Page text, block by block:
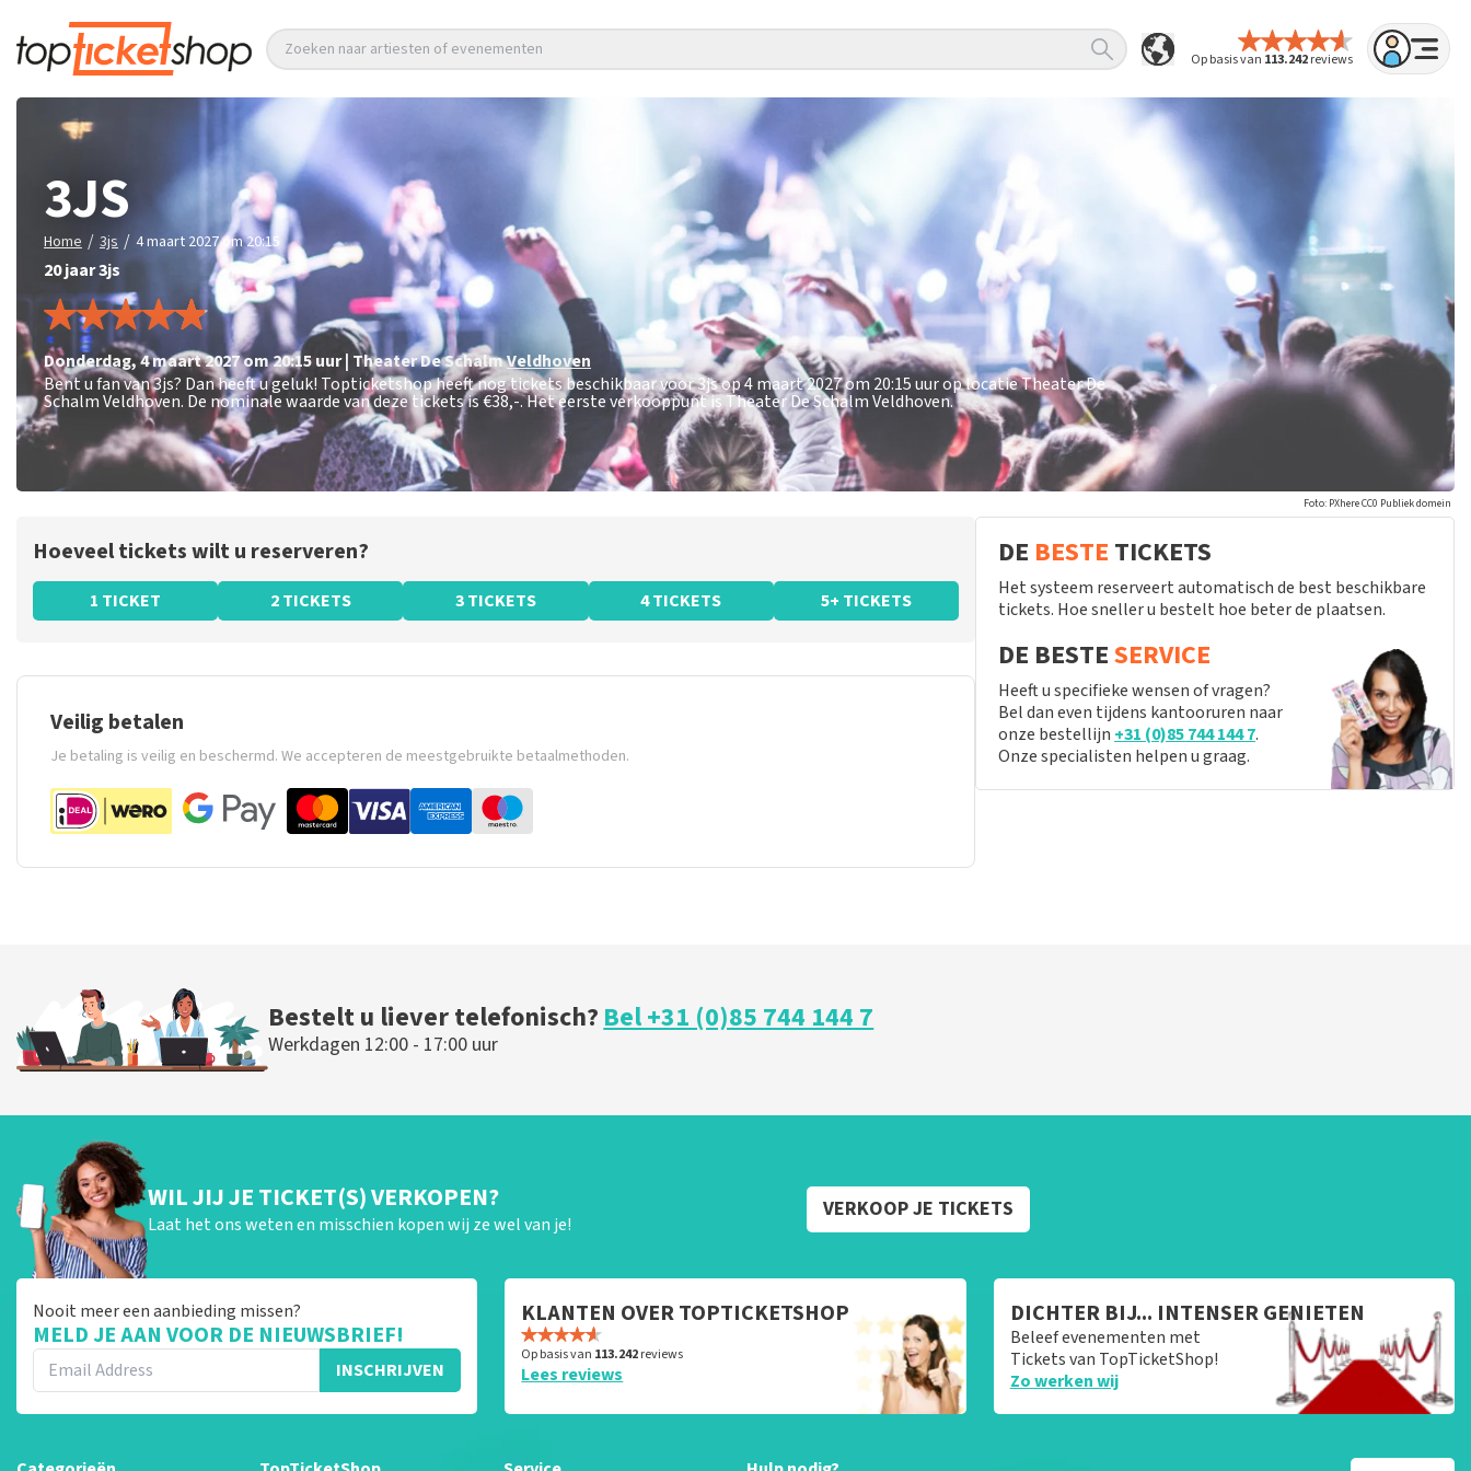
Op basis van 113.242reviews
Zoeken naar artiesten of evenementen
3JS
Home / 3js / 4 maart 2027 om 20:15
20 jaar 3js
donderdag,4 maart 2027 om 20:15uur| Theater De SchalmVeldhoven
Bent u fan van 3js? Dan heeft u geluk! Topticketshop heeft nog tickets beschikbaar voor 3js op 4 maart 2027 om 20:15 uur op locatie Theater De
Schalm Veldhoven. De nominale waarde van deze tickets is€38,-. Het eerste verkooppunt is Theater De Schalm Veldhoven.
Foto: PXhere CC0 Publiek domein
Hoeveel tickets wilt u reserveren?
1 TICKET 2 TICKETS 3 TICKETS 4 TICKETS 5+ TICKETS
Veilig betalen
Je betaling is veilig en beschermd. We accepteren de meestgebruikte betaalmethoden.
DE BESTE TICKETS
Het systeem reserveert automatisch de best beschikbare
tickets. Hoe sneller u bestelt hoe beter de plaatsen.
DE BESTESERVICE
Heeft u specifieke wensen of vragen?
Bel dan even tijdens kantooruren naar
onze bestellijn +31 (0)85 744 144 7.
Onze specialisten helpen u graag.
Bestelt u liever telefonisch?Bel +31 (0)85 744 144 7
Werkdagen 12:00 - 17:00 uur
WIL JIJ JE TICKET(S) VERKOPEN?
Laat het ons weten en misschien kopen wij ze wel van je!
VERKOOP JE TICKETS
Nooit meer een aanbieding missen?
MELD JE AAN VOOR DE NIEUWSBRIEF!
INSCHRIJVEN
KLANTEN OVER TOPTICKETSHOP
Op basis van 113.242reviews
Lees reviews
DICHTER BIJ... INTENSER GENIETEN
Beleef evenementen met
Tickets van TopTicketShop!
Zo werken wij